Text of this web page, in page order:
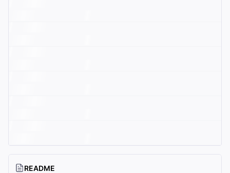
README